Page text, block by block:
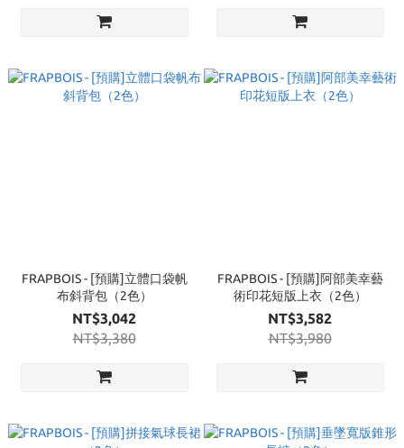
FRAPBOIS - [預購]立體口袋帆
布斜背包（2色）
NT$3,042
NT$3,380
FRAPBOIS - [預購]阿部美幸藝
術印花短版上衣（2色）
NT$3,582
NT$3,980